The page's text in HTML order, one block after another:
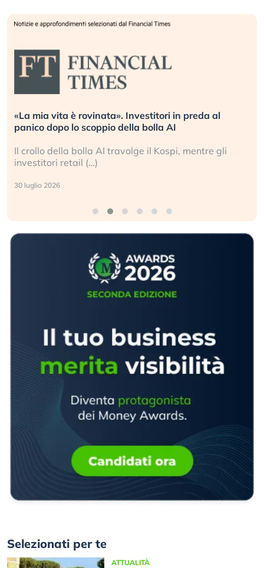
«La mia vita è rovinata». Investitori in preda al
panico dopo lo scoppio della bolla AI
Il crollo della bolla AI travolge il Kospi, mentre gli
investitori retail (…)
30 luglio 2026
Selezionati per te
ATTUALITÀ